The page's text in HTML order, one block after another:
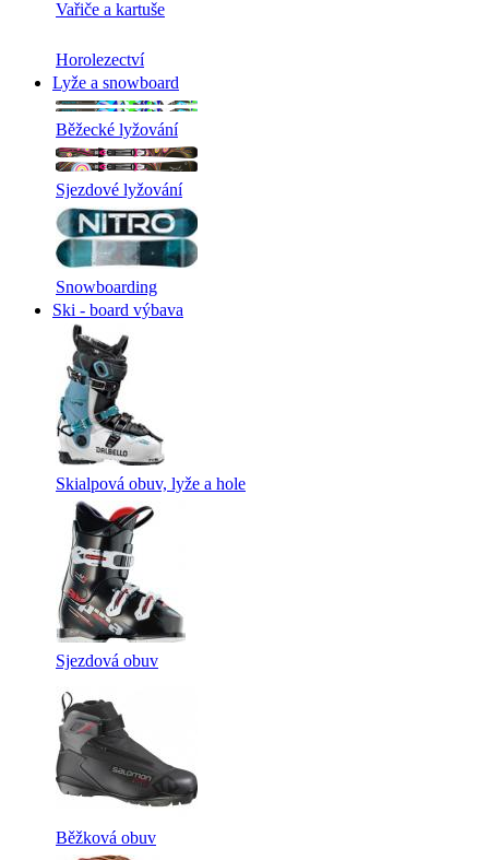
Vařiče a kartuše
Horolezectví
Lyže a snowboard
Běžecké lyžování
Sjezdové lyžování
Snowboarding
Ski - board výbava
Skialpová obuv, lyže a hole
Sjezdová obuv
Běžková obuv